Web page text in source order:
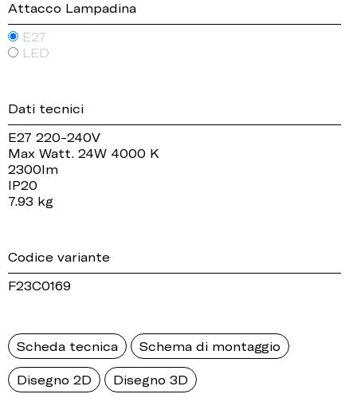
Attacco Lampadina
E27
LED
Dati tecnici
E27 220-240V
Max Watt. 24W 4000 K
2300lm
IP20
7.93 kg
Codice variante
F23C0169
Scheda tecnica Schema di montaggio
Disegno 2D Disegno 3D